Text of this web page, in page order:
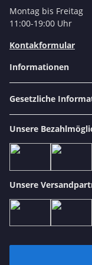
Montag bis Freitag
11:00-19:00 Uhr
Kontakformular
Informationen
Gesetzliche
Unsere
Unsere